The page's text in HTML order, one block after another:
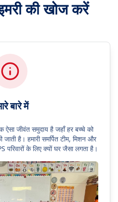
की खोज करें
बारे में
ऐसा जीवंत समुदाय है जहाँ हर बच्चे को
है। हमारी समर्पित टीम, मिशन और
के लिए क्यों घर जैसा लगता है।